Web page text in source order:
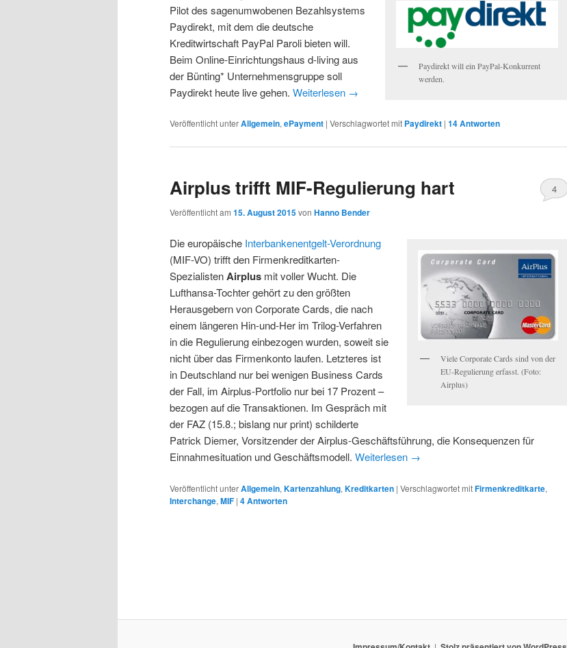
Paydirekt will ein PayPal-Konkurrent
werden.
Pilot des sagenumwobenen Bezahlsystems
Paydirekt, mit dem die deutsche
Kreditwirtschaft PayPal Paroli bieten will.
Beim Online-Einrichtungshaus d-living aus
der Bünting* Unternehmensgruppe soll
Paydirekt heute live gehen. Weiterlesen →
Veröffentlicht unterAllgemein, ePayment | Verschlagwortet mit Paydirekt | 14Antworten
Airplus trifft MIF-Regulierung hart
Veröffentlicht am 15. August 2015von Hanno Bender
4
Viele Corporate Cards sind von der
EU-Regulierung erfasst. (Foto:
Airplus)
Die europäische Interbankenentgelt-Verordnung
(MIF-VO) trifft den Firmenkreditkarten-
SpezialistenAirplus mit voller Wucht. Die
Lufthansa-Tochter gehört zu den größten
Herausgebern von Corporate Cards, die nach
einem längeren Hin-und-Her im Trilog-Verfahren
in die Regulierung einbezogen wurden, soweit sie
nicht über das Firmenkonto laufen. Letzteres ist
in Deutschland nur bei wenigen Business Cards
der Fall, im Airplus-Portfolio nur bei 17 Prozent –
bezogen auf die Transaktionen. Im Gespräch mit
der FAZ (15.8.; bislang nur print) schilderte
Patrick Diemer, Vorsitzender der Airplus-Geschäftsführung, die Konsequenzen für
Einnahmesituation und Geschäftsmodell. Weiterlesen →
Veröffentlicht unterAllgemein, Kartenzahlung, Kreditkarten | Verschlagwortet mitFirmenkreditkarte,
Interchange, MIF | 4Antworten